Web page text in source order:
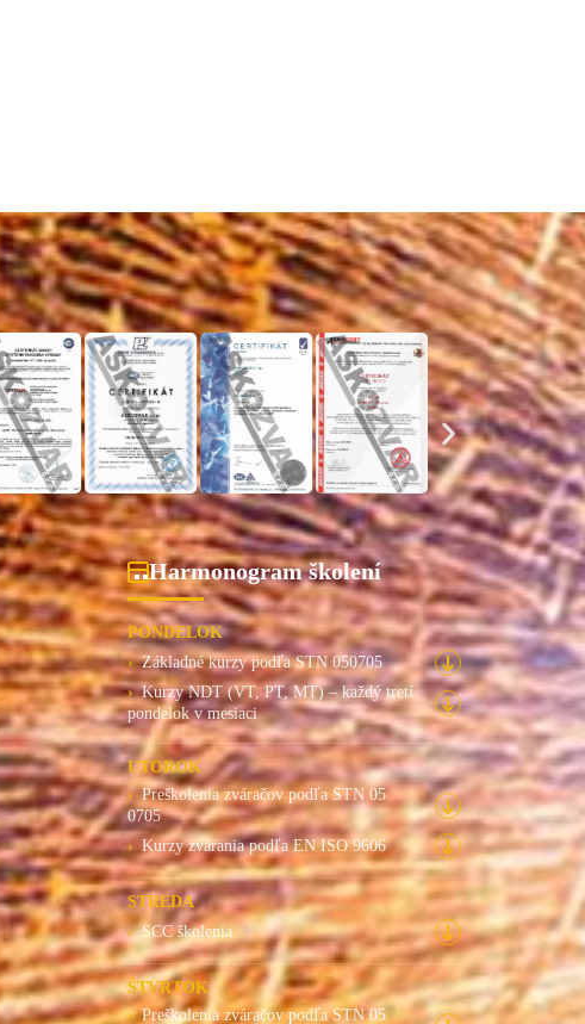
Harmonogram školení
PONDELOK
Základné kurzy podľa STN 050705
Kurzy NDT (VT, PT, MT) – každý tretí
pondelok v mesiaci
UTOROK
Preškolenia zváračov podľa STN 05
0705
Kurzy zvárania podľa EN ISO 9606
STREDA
SCC školenia
ŠTVRTOK
Preškolenia zváračov podľa STN 05